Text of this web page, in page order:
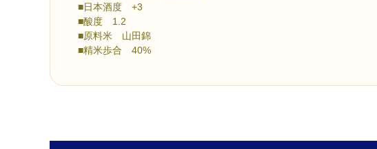
■日本酒度 +3
■酸度 1.2
■原料米 山田錦
■精米歩合 40%